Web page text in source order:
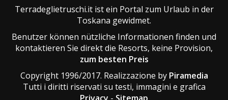
Terradeglietruschi.it ist ein Portal zum Urlaub in der
Toskana gewidmet.
Benutzer können nützliche Informationen finden und
kontaktieren Sie direkt die Resorts, keine Provision,
zum besten Preis
Copyright 1996/2017. Realizzazione by Piramedia
Tutti i diritti riservati su testi, immagini e grafica